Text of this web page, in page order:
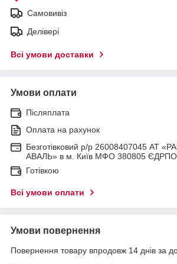
Самовивіз
Делівері
Всі умови доставки
Умови оплати
Післяплата
Оплата на рахунок
Безготівковий р/р 26008407045 АТ
АВАЛЬ» в м. Київ МФО 380805
Готівкою
Всі умови оплати
Умови повернення
Повернення товару впродовж 14 днів за